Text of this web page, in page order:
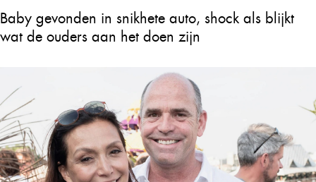
Baby gevonden in snikhete auto, shock als blijkt
wat de ouders aan het doen zijn